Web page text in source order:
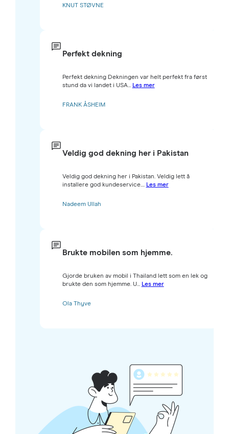
KNUT STØVNE
Perfekt dekning
Perfekt dekning Dekningen var helt perfekt fra først
stund da vi landet i USA... Les mer
FRANK ÅSHEIM
Veldig god dekning her i Pakistan
Veldig god dekning her i Pakistan. Veldig lett å
installere god kundeservice.... Les mer
Nadeem Ullah
Brukte mobilen som hjemme.
Gjorde bruken av mobil i Thailand lett som en lek og
brukte den som hjemme. U... Les mer
Ola Thyve